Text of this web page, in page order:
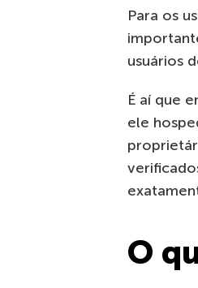
Para os
usuários
É aí que
ele
O